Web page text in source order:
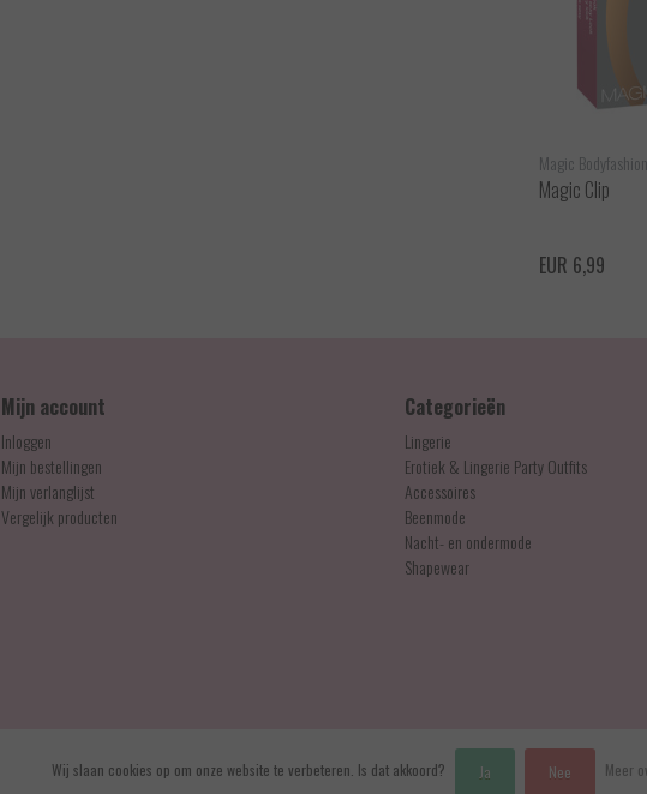
Magic Bodyfashion
Magic Clip
EUR 6,99
Mijn account
Inloggen
Mijn bestellingen
Mijn verlanglijst
Vergelijk producten
Categorieën
Lingerie
Erotiek & Lingerie Party Outfits
Accessoires
Beenmode
Nacht- en ondermode
Shapewear
RSS Feed
Wij slaan cookies op om onze website te verbeteren. Is dat akkoord? Ja Nee Meer